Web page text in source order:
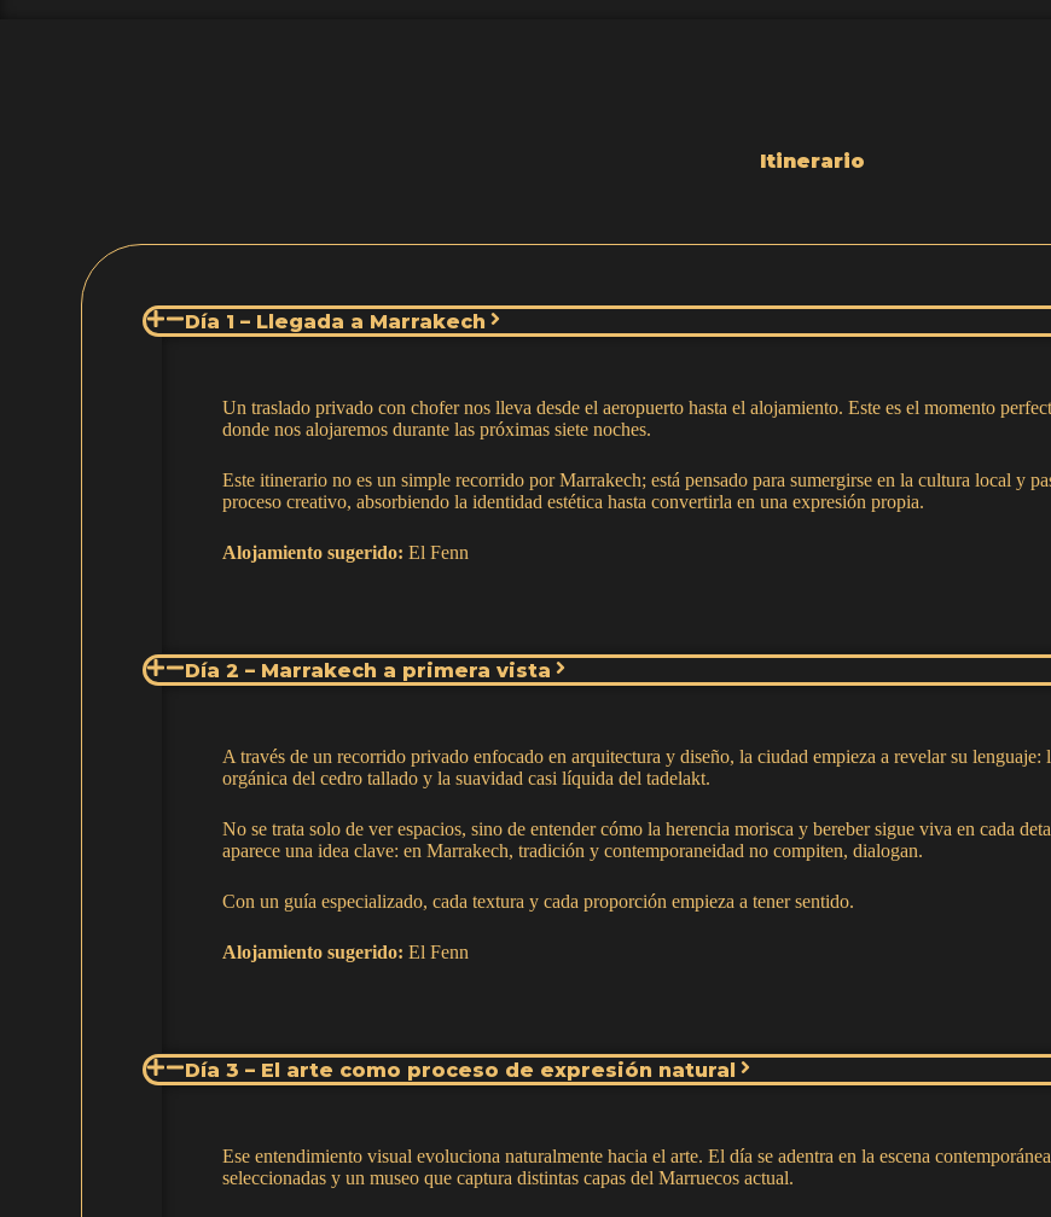
Itinerario
Día 1 – Llegada a Marrakech
Un traslado privado con chofer nos lleva desde el aeropuerto hasta el alojamiento. Este es el momento
donde nos alojaremos durante las próximas siete noches.
Este itinerario no es un simple recorrido por Marrakech; está pensado para sumergirse en la cultura local y
proceso creativo, absorbiendo la identidad estética hasta convertirla en una expresión propia.
Alojamiento sugerido: El Fenn
Día 2 – Marrakech a primera vista
A través de un recorrido privado enfocado en arquitectura y diseño, la ciudad empieza a revelar su
orgánica del cedro tallado y la suavidad casi líquida del tadelakt.
No se trata solo de ver espacios, sino de entender cómo la herencia morisca y bereber sigue viva en cada
aparece una idea clave: en Marrakech, tradición y contemporaneidad no compiten, dialogan.
Con un guía especializado, cada textura y cada proporción empieza a tener sentido.
Alojamiento sugerido: El Fenn
Día 3 – El arte como proceso de expresión natural
Ese entendimiento visual evoluciona naturalmente hacia el arte. El día se adentra en la escena
seleccionadas y un museo que captura distintas capas del Marruecos actual.